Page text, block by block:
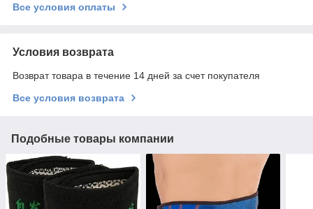
Все условия оплаты
Условия возврата
Возврат товара в течение 14 дней за счет покупателя
Все условия возврата
Подобные товары компании